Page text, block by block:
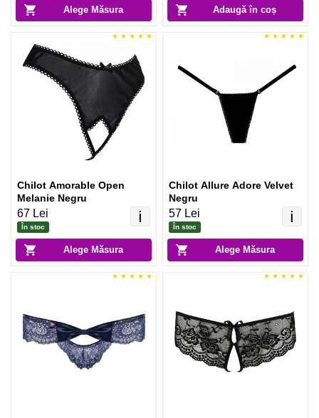
Alege Măsura Adaugă în coș
Alege Măsura
ℹ️
Chilot Amorable Open
Melanie Negru
67 Lei
În stoc
Alege Măsura
ℹ️
Chilot Allure Adore Velvet
Negru
57 Lei
În stoc